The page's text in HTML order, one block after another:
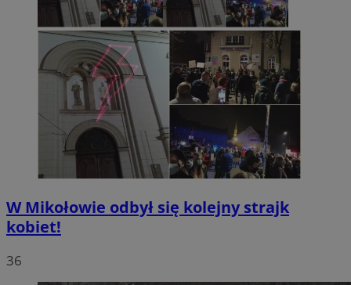
W Mikołowie odbył się kolejny strajk
kobiet!
36